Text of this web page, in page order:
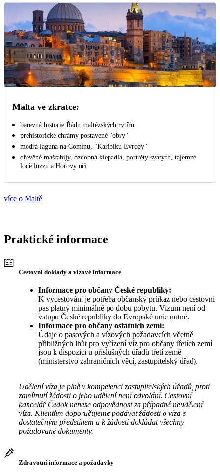
Malta ve zkratce:
barevná historie Řádu maltézských rytířů
prehistorické chrámy postavené "obry"
modrá laguna na Cominu, "Karibiku Evropy"
dřevěné mašrabíjy, ozdobná klepadla, portréty svatých, tajemné
lodě luzzu a Horovy oči
více o Maltě
Praktické informace
Cestovní doklady a vízové informace
Informace pro občany České republiky:
K vycestování je potřeba občanský průkaz nebo cestovní
pas platný minimálně po dobu pobytu. Vízum není od
vstupu České republiky do Evropské unie nutné.
Informace pro občany ostatních zemí:
Údaje o pasových a vízových požadavcích včetně
přibližných lhůt pro vyřízení víz pro občany třetích zemí
jsou k dispozici u příslušných úřadů třetí země
(ministerstvo zahraničních věcí, zastupitelský úřad).
Udělení víza je plně v kompetenci zastupitelských úřadů, proti
zamítnutí žádosti o jeho udělení není odvolání. Cestovní
kancelář Čedok nenese odpovědnost za případné neudělení
víza. Klientům doporučujeme podávat žádosti o víza s
dostatečným předstihem a k žádosti dokládat všechny
požadované dokumenty.
Zdravotní informace a požadavky